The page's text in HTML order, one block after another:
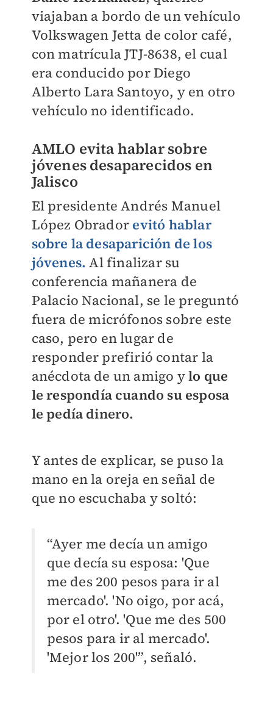
viajaban a bordo de un vehículo
Volkswagen Jetta de color café,
con matrícula JTJ-8638, el cual
era conducido por Diego
Alberto Lara Santoyo, y en otro
vehículo no identificado.
AMLO evita hablar sobre
jóvenes desaparecidos en
Jalisco
El presidente Andrés Manuel
López Obrador evitó hablar
sobre la desaparición de los
jóvenes. Al finalizar su
conferencia mañanera de
Palacio Nacional, se le preguntó
fuera de micrófonos sobre este
caso, pero en lugar de
responder prefirió contar la
anécdota de un amigo ylo que
le respondía cuando su esposa
le pedía dinero.
Y antes de explicar, se puso la
mano en la oreja en señal de
que no escuchaba y soltó:
“Ayer me decía un amigo
que decía su esposa: 'Que
me des 200 pesos para ir al
mercado'. 'No oigo, por acá,
por el otro'. 'Que me des 500
pesos para ir al mercado'.
'Mejor los 200'”, señaló.